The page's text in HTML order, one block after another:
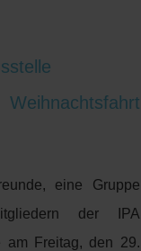
eine Gruppe
der IPA
am Freitag, den 29.